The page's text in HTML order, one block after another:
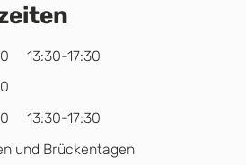
13:30-17:30
13:30-17:30
und Brückentagen